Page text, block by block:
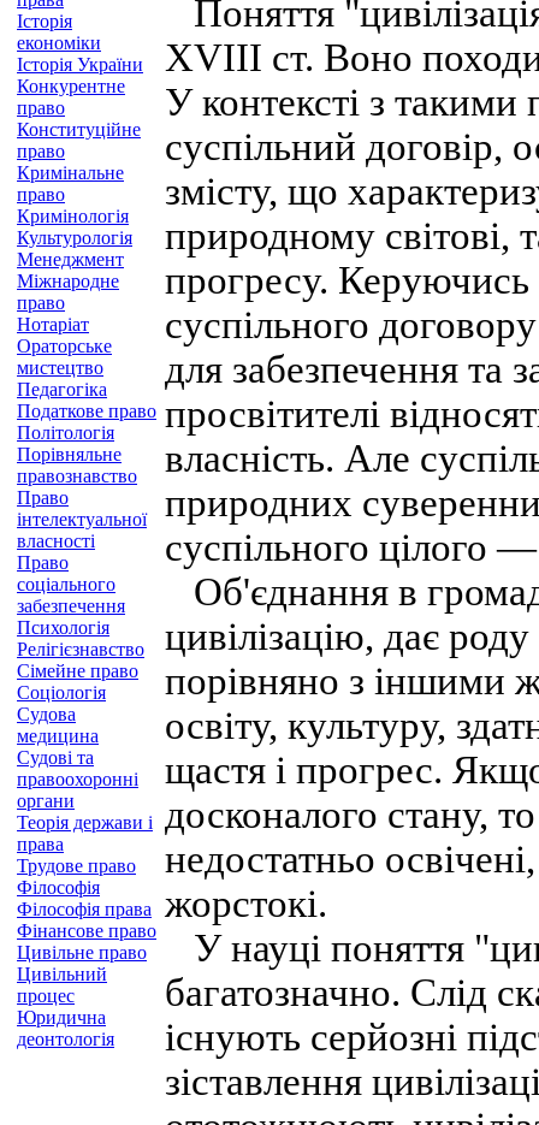
Історія
економіки
Історія України
Конкурентне
право
Конституційне
право
Кримінальне
право
Кримінологія
Культурологія
Менеджмент
Міжнародне
право
Нотаріат
Ораторське
мистецтво
Педагогіка
Податкове право
Політологія
Порівняльне
правознавство
Право
інтелектуальної
власності
Право
соціального
забезпечення
Психологія
Релігієзнавство
Сімейне право
Соціологія
Судова
медицина
Судові та
правоохоронні
органи
Теорія держави і
права
Трудове право
Філософія
Філософія права
Фінансове право
Цивільне право
Цивільний
процес
Юридична
деонтологія
Поняття
XVIII ст. Воно
У контексті з такими
суспільний договір,
змісту, що
природному світові,
прогресу.
суспільного
для забезпечення та
просвітителі
власність. Але
природних
суспільного цілого
Об'єднання в
цивілізацію, дає
порівняно з іншими
освіту, культуру,
щастя і прогрес.
досконалого стану,
недостатньо
жорстокі.
У науці поняття
багатозначно. Слід
існують серйозні
зіставлення